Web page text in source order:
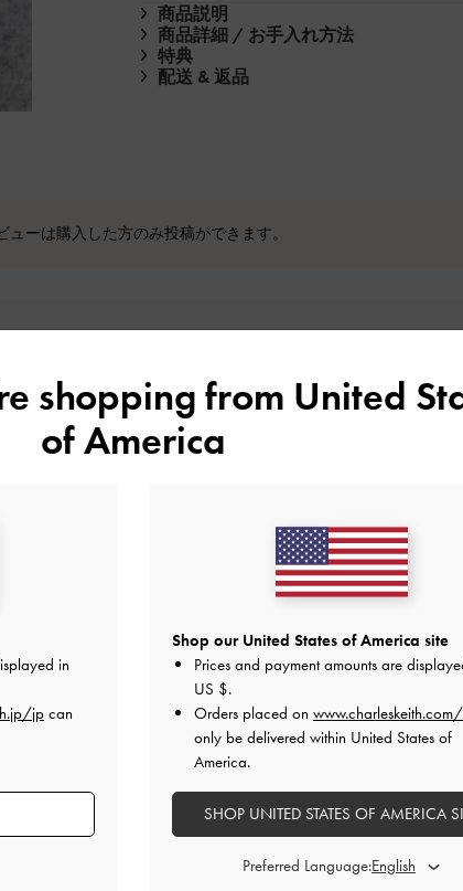
商品説明
商品詳細 / お手入れ方法
特典
配送 & 返品
ューは購入した方のみ投稿ができます。
カスタマーレビュー
0
0
0
った とてもよかった
shopping from United
of America
in
jpcan
Shop our United States of America site
Prices and payment amounts are
US $.
Orders placed on
only be delivered within United States of
America.
SHOP UNITED STATES OF AMERICA
Preferred Language: